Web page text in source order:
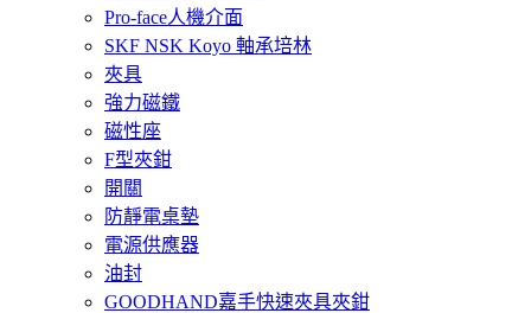
Pro-face人機介面
SKF NSK Koyo 軸承培林
夾具
強力磁鐵
磁性座
F型夾鉗
開關
防靜電桌墊
電源供應器
油封
GOODHAND嘉手快速夾具夾鉗